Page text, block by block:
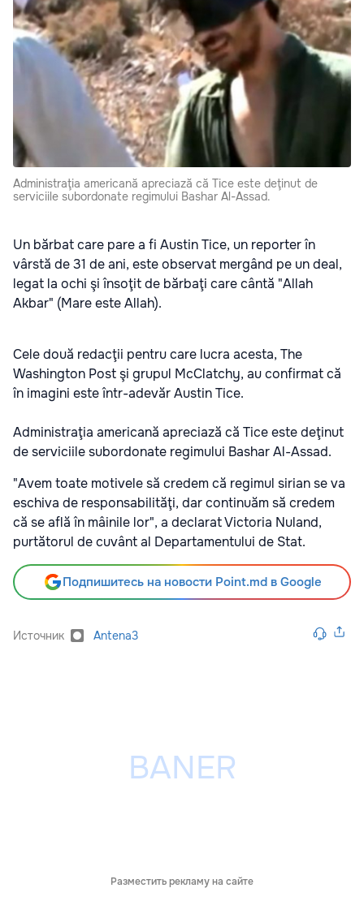
Administraţia americană apreciază că Tice este deţinut de
serviciile subordonate regimului Bashar Al-Assad.
Un bărbat care pare a fi Austin Tice, un reporter în
vârstă de 31 de ani, este observat mergând pe un deal,
legat la ochi şi însoţit de bărbaţi care cântă "Allah
Akbar" (Mare este Allah).
Cele două redacţii pentru care lucra acesta, The
Washington Post şi grupul McClatchy, au confirmat că
în imagini este într-adevăr Austin Tice.
Administraţia americană apreciază că Tice este deţinut
de serviciile subordonate regimului Bashar Al-Assad.
"Avem toate motivele să credem că regimul sirian se va
eschiva de responsabilităţi, dar continuăm să credem
că se află în mâinile lor", a declarat Victoria Nuland,
purtătorul de cuvânt al Departamentului de Stat.
Подпишитесь на новости Point.md в Google
Источник Antena3
Разместить рекламу на сайте